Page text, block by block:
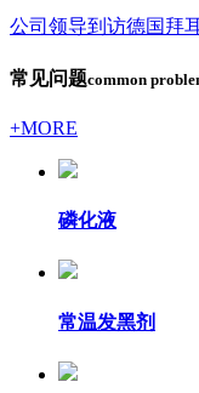
公司领导到访德国拜
常见问题common
+MORE
磷化液
常温发黑剂